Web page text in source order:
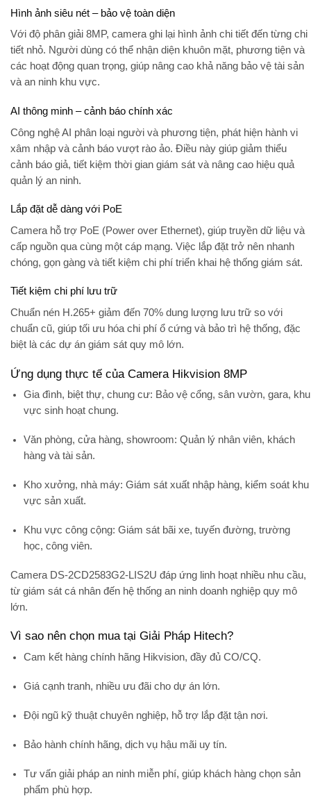
Hình ảnh siêu nét – bảo vệ toàn diện
Với độ phân giải 8MP, camera ghi lại hình ảnh chi tiết đến từng chi
tiết nhỏ. Người dùng có thể nhận diện khuôn mặt, phương tiện và
các hoạt động quan trọng, giúp nâng cao khả năng bảo vệ tài sản
và an ninh khu vực.
AI thông minh – cảnh báo chính xác
Công nghệ AI phân loại người và phương tiện, phát hiện hành vi
xâm nhập và cảnh báo vượt rào ảo. Điều này giúp giảm thiểu
cảnh báo giả, tiết kiệm thời gian giám sát và nâng cao hiệu quả
quản lý an ninh.
Lắp đặt dễ dàng với PoE
Camera hỗ trợ PoE (Power over Ethernet), giúp truyền dữ liệu và
cấp nguồn qua cùng một cáp mạng. Việc lắp đặt trở nên nhanh
chóng, gọn gàng và tiết kiệm chi phí triển khai hệ thống giám sát.
Tiết kiệm chi phí lưu trữ
Chuẩn nén H.265+ giảm đến 70% dung lượng lưu trữ so với
chuẩn cũ, giúp tối ưu hóa chi phí ổ cứng và bảo trì hệ thống, đặc
biệt là các dự án giám sát quy mô lớn.
Ứng dụng thực tế của Camera Hikvision 8MP
Gia đình, biệt thự, chung cư: Bảo vệ cổng, sân vườn, gara, khu
vực sinh hoạt chung.
Văn phòng, cửa hàng, showroom: Quản lý nhân viên, khách
hàng và tài sản.
Kho xưởng, nhà máy: Giám sát xuất nhập hàng, kiểm soát khu
vực sản xuất.
Khu vực công cộng: Giám sát bãi xe, tuyến đường, trường
học, công viên.
Camera DS-2CD2583G2-LIS2U đáp ứng linh hoạt nhiều nhu cầu,
từ giám sát cá nhân đến hệ thống an ninh doanh nghiệp quy mô
lớn.
Vì sao nên chọn mua tại Giải Pháp Hitech?
Cam kết hàng chính hãng Hikvision, đầy đủ CO/CQ.
Giá cạnh tranh, nhiều ưu đãi cho dự án lớn.
Đội ngũ kỹ thuật chuyên nghiệp, hỗ trợ lắp đặt tận nơi.
Bảo hành chính hãng, dịch vụ hậu mãi uy tín.
Tư vấn giải pháp an ninh miễn phí, giúp khách hàng chọn sản
phẩm phù hợp.